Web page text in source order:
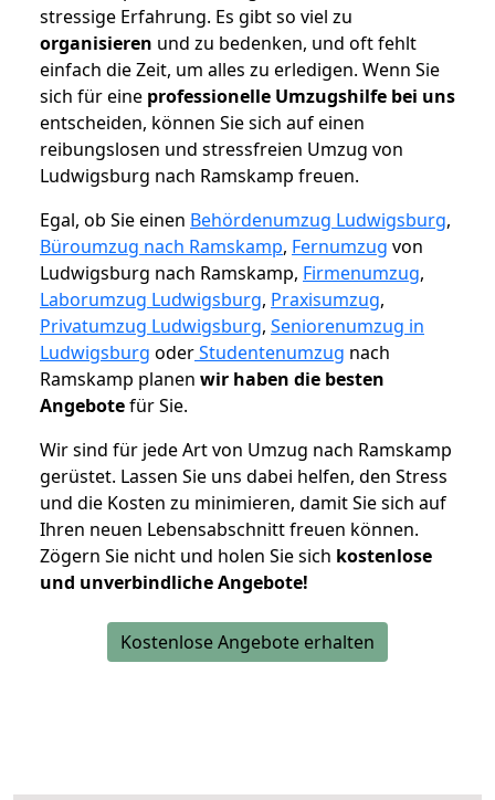
stressige Erfahrung. Es gibt so viel zu
organisieren und zu bedenken, und oft fehlt
einfach die Zeit, um alles zu erledigen. Wenn Sie
sich für eine professionelle Umzugshilfe bei uns
entscheiden, können Sie sich auf einen
reibungslosen und stressfreien Umzug von
Ludwigsburg nach Ramskamp freuen.
Egal, ob Sie einen Behördenumzug Ludwigsburg,
Büroumzug nach Ramskamp, Fernumzug von
Ludwigsburg nach Ramskamp, Firmenumzug,
Laborumzug Ludwigsburg, Praxisumzug,
Privatumzug Ludwigsburg, Seniorenumzug in
Ludwigsburg oderStudentenumzug nach
Ramskamp planen wir haben die besten
Angebotefür Sie.
Wir sind für jede Art von Umzug nach Ramskamp
gerüstet. Lassen Sie uns dabei helfen, den Stress
und die Kosten zu minimieren, damit Sie sich auf
Ihren neuen Lebensabschnitt freuen können.
Zögern Sie nicht und holen Sie sich kostenlose
und unverbindliche Angebote!
Kostenlose Angebote erhalten